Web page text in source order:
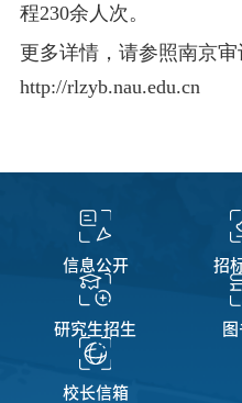
程230余人次。
更多详情，请参照南京审
http://rlzyb.nau.edu.cn
信息公开 招
研究生招生
校长信箱